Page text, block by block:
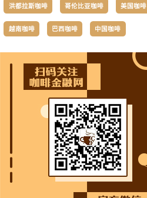
洪都拉斯咖啡 哥伦比亚咖啡 美国咖啡
越南咖啡 巴西咖啡 中国咖啡